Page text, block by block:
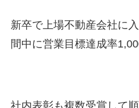
新卒で上場不動産会社に
間中に営業目標達成率
社内表彰も複数受賞して